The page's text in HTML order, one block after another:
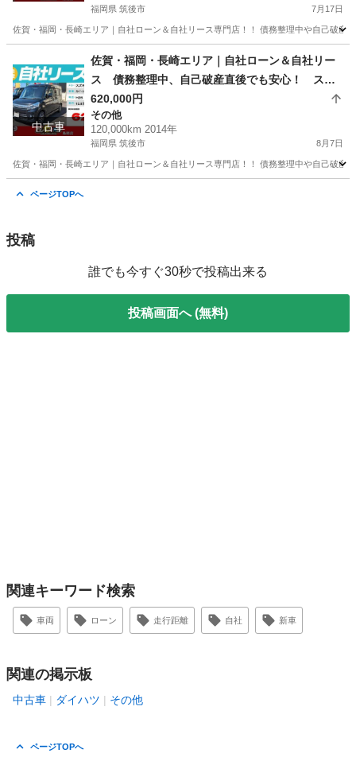
福岡県 筑後市 7月17日
佐賀・福岡・長崎エリア｜自社ローン＆自社リース専門店！！ 債務整理中や自己破
その他 ローン
中古車
佐賀・福岡・長崎エリア｜自社ローン＆自社リー
ス 債務整理中、自己破産直後でも安心！ スズ
キ スペーシアカスタムTS H26年式
620,000円
その他
120,000km 2014年
福岡県 筑後市 8月7日
佐賀・福岡・長崎エリア｜自社ローン＆自社リース専門店！！ 債務整理中や自己破
ページTOPへ
投稿
誰でも今すぐ30秒で投稿出来る
投稿画面へ (無料)
関連キーワード検索
車両 ローン 走行距離 自社 新車
関連の掲示板
中古車 ダイハツ その他
ページTOPへ